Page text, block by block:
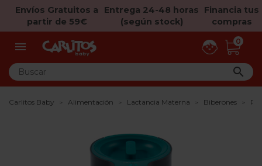
Envíos Gratuitos a
partir de 59€
Entrega 24-48 horas
(según stock)
Financia tus
compras
 0

Carlitos Baby Alimentación Lactancia Materna Biberones